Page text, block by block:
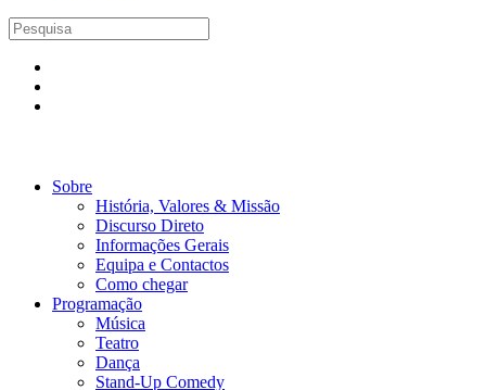
Sobre
História, Valores & Missão
Discurso Direto
Informações Gerais
Equipa e Contactos
Como chegar
Programação
Música
Teatro
Dança
Stand-Up Comedy